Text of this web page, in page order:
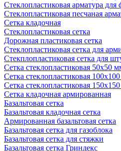
Стеклопластиковая арматура для
Стеклопластиковая песчаная
Сетка кладочная
Стеклопластиковая сетка
Дорожная пластиковая сетка
Стеклопластиковая сетка для
Стекплопластиковая сетка для
Сетка стеклопластиковая 50x50
Сетка стеклопластиковая
Сетка стеклопластиковая
Сетка кладочная армированная
Базальтовая сетка
Базальтовая кладочная сетка
Армированная базальтовая сетка
Базальтовая сетка для газоблока
Базальтовая сетка для стяжки
Базальтовая сетка Гриндекс